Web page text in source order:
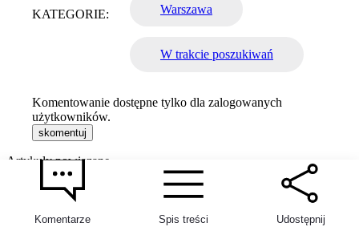
KATEGORIE: Warszawa
W trakcie poszukiwań
Komentowanie dostępne tylko dla zalogowanych
użytkowników.
skomentuj
Artykuły powiązane
Komentarze Spis treści Udostępnij